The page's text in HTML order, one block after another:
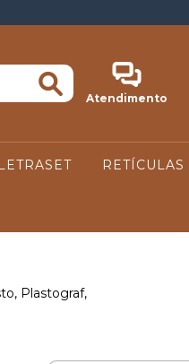
Atendimento
LETRASET RETÍCULAS
Plastograf,